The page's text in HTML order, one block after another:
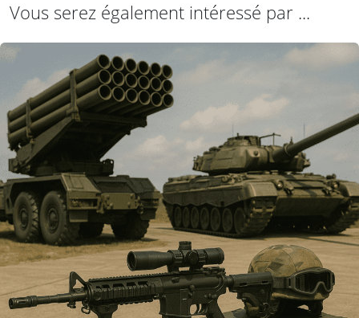
Vous serez également intéressé par ...